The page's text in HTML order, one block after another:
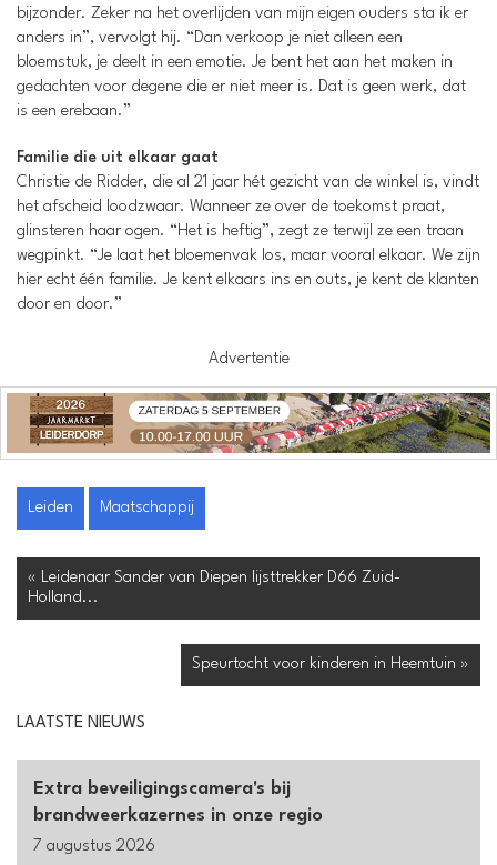
bijzonder. Zeker na het overlijden van mijn eigen ouders sta ik er
anders in”, vervolgt hij. “Dan verkoop je niet alleen een
bloemstuk, je deelt in een emotie. Je bent het aan het maken in
gedachten voor degene die er niet meer is. Dat is geen werk, dat
is een erebaan.”
Familie die uit elkaar gaat
Christie de Ridder, die al 21 jaar hét gezicht van de winkel is, vindt
het afscheid loodzwaar. Wanneer ze over de toekomst praat,
glinsteren haar ogen. “Het is heftig”, zegt ze terwijl ze een traan
wegpinkt. “Je laat het bloemenvak los, maar vooral elkaar. We zijn
hier echt één familie. Je kent elkaars ins en outs, je kent de klanten
door en door.”
Advertentie
Leiden Maatschappij
« Leidenaar Sander van Diepen lijsttrekker D66 Zuid-
Holland...
Speurtocht voor kinderen in Heemtuin »
LAATSTE NIEUWS
Extra beveiligingscamera's bij
brandweerkazernes in onze regio
7 augustus 2026